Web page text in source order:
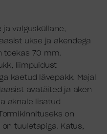
ja valgusküllane,
ukse ja akendega
toekas 70 mm.
liimpuidust
kaetud lävepakk. Majal
avatäited ja aken
aknale lisatud
on
tuuletapiga. Katus,